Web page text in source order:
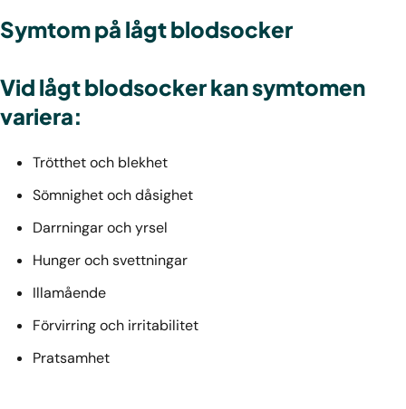
Symtom på lågt blodsocker
Vid lågt blodsocker kan symtomen
variera:
Trötthet och blekhet
Sömnighet och dåsighet
Darrningar och yrsel
Hunger och svettningar
Illamående
Förvirring och irritabilitet
Pratsamhet